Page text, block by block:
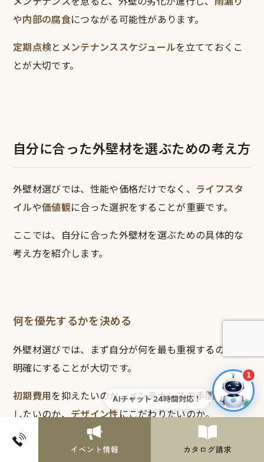
や内部の腐食につながる可能性があります。
定期点検と メンテナンススケジュールを立てておくこ
とが大切です。
自分に合った外壁材を選ぶための考え方
外壁材選びでは、性能や価格だけでなく、 ライフスタ
イルや価値観に合った選択をすることが重要です。
ここでは、自分に合った外壁材を選ぶための具体的な
考え方を紹介します。
何を優先するかを決める
外壁材選びでは、まず自分が何を最も重視するのかを
明確にすることが大切です。
初期費用を抑えたいのか、メンテナンスの手間を減ら
したいのか、 デザイン性にこだわりたいのか。
優先順位によって最適な選択肢は変わってきます。
AIチャット 24時間対応！
1